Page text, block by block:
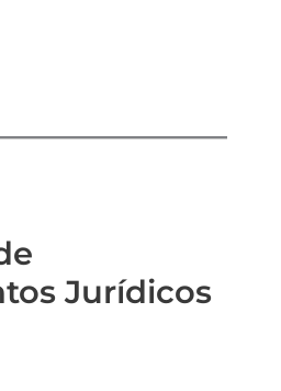
Jurídicos